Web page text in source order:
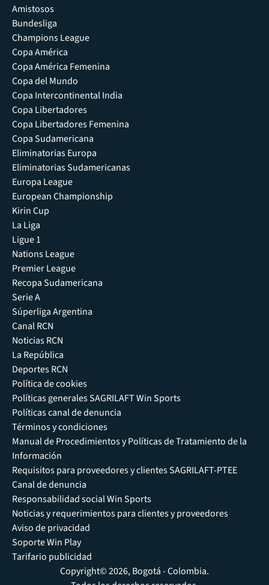
Amistosos
Bundesliga
Champions League
Copa América
Copa América Femenina
Copa del Mundo
Copa Intercontinental India
Copa Libertadores
Copa Libertadores Femenina
Copa Sudamericana
Eliminatorias Europa
Eliminatorias Sudamericanas
Europa League
European Championship
Kirin Cup
La Liga
Ligue 1
Nations League
Premier League
Recopa Sudamericana
Serie A
Súperliga Argentina
Canal RCN
Noticias RCN
La República
Deportes RCN
Política de cookies
Políticas generales SAGRILAFT Win Sports
Políticas canal de denuncia
Términos y condiciones
Manual de Procedimientos y Políticas de Tratamiento de la
Información
Requisitos para proveedores y clientes SAGRILAFT-PTEE
Canal de denuncia
Responsabilidad social Win Sports
Noticias y requerimientos para clientes y proveedores
Aviso de privacidad
Soporte Win Play
Tarifario publicidad
Copyright© 2026, Bogotá - Colombia.